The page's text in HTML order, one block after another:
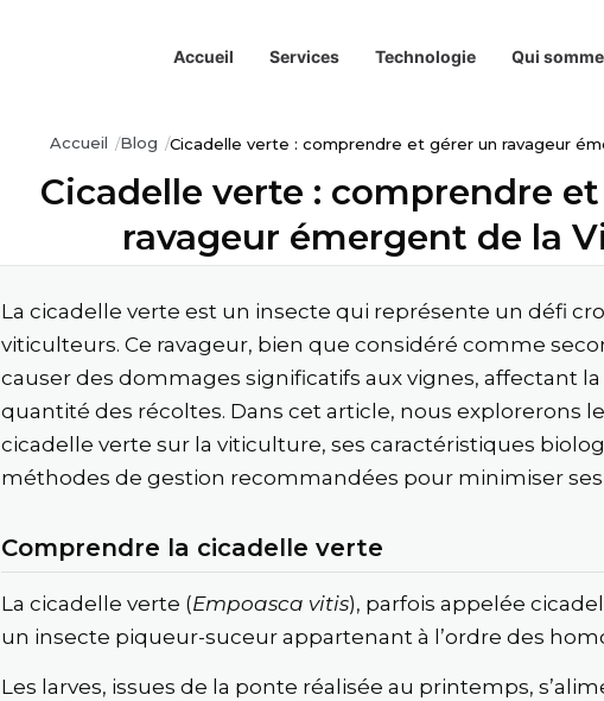
Accueil Services Technologie Qui
Accueil Blog Cicadelle verte : comprendre et gérer un ravageur
Cicadelle verte : comprendre
ravageur émergent de la
La cicadelle verte est un insecte qui représente un défi
viticulteurs. Ce ravageur, bien que considéré comme
causer des dommages significatifs aux vignes, affectant
quantité des récoltes. Dans cet article, nous explorerons
cicadelle verte sur la viticulture, ses caractéristiques
méthodes de gestion recommandées pour minimiser ses
Comprendre la cicadelle verte
La cicadelle verte (Empoasca vitis), parfois appelée
un insecte piqueur-suceur appartenant à l’ordre des
Les larves, issues de la ponte réalisée au printemps,